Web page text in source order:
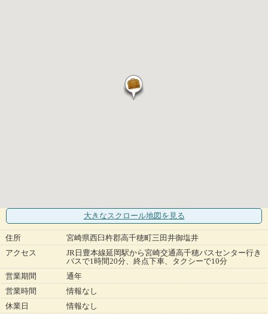
大きなスクロール地図 を見る
住所
宮崎県西臼杵郡高千穂町三田井御塩井
アクセス
JR日豊本線延岡駅から宮崎交通高千穂バスセンター行き
バスで1時間20分、終点下車、タクシーで10分
営業期間
通年
営業時間
情報なし
休業日
情報なし